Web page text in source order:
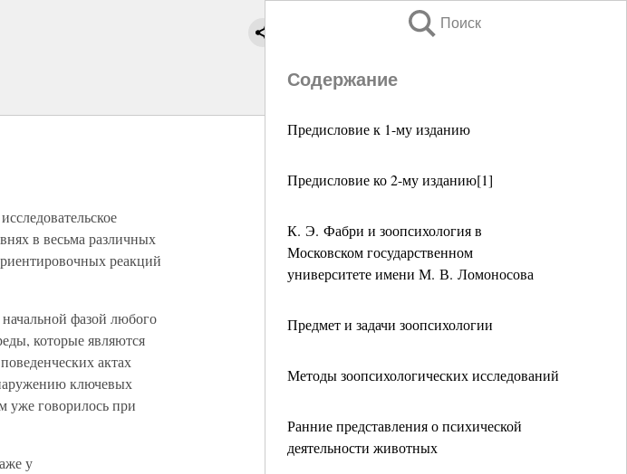
Поиск
Содержание
Предисловие к 1-му изданию
Предисловие ко 2-му изданию[1]
К. Э. Фабри и зоопсихология в
Московском государственном
университете имени М. В. Ломоносова
Предмет и задачи зоопсихологии
Методы зоопсихологических исследований
Ранние представления о психической
деятельности животных
в весьма различных
реакций
фазой любого
которые являются
актах
ключевых
уже говорилось при
у